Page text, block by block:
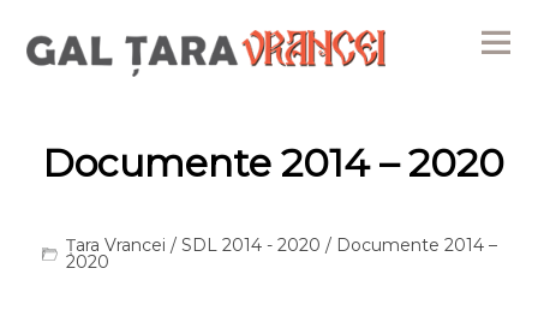
Documente 2014 – 2020
Țara Vrancei / SDL 2014 - 2020 / Documente 2014 –
2020